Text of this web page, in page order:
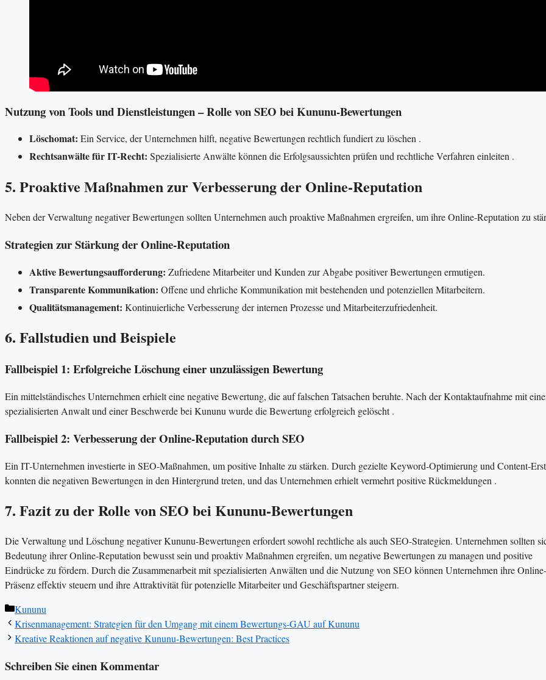
Nutzung von Tools und Dienstleistungen – Rolle von SEO bei Kununu-Bewertungen
Löschomat: Ein Service, der Unternehmen hilft, negative Bewertungen rechtlich fundiert zu löschen .
Rechtsanwälte für IT-Recht: Spezialisierte Anwälte können die Erfolgsaussichten prüfen und rechtliche Verfahren einleiten .
5. Proaktive Maßnahmen zur Verbesserung der Online-Reputation
Neben der Verwaltung negativer Bewertungen sollten Unternehmen auch proaktive Maßnahmen ergreifen, um ihre Online-Reputation zu
Strategien zur Stärkung der Online-Reputation
Aktive Bewertungsaufforderung: Zufriedene Mitarbeiter und Kunden zur Abgabe positiver Bewertungen ermutigen.
Transparente Kommunikation: Offene und ehrliche Kommunikation mit bestehenden und potenziellen Mitarbeitern.
Qualitätsmanagement: Kontinuierliche Verbesserung der internen Prozesse und Mitarbeiterzufriedenheit.
6. Fallstudien und Beispiele
Fallbeispiel 1: Erfolgreiche Löschung einer unzulässigen Bewertung
Ein mittelständisches Unternehmen erhielt eine negative Bewertung, die auf falschen Tatsachen beruhte. Nach der Kontaktaufnahme mit
spezialisierten Anwalt und einer Beschwerde bei Kununu wurde die Bewertung erfolgreich gelöscht .
Fallbeispiel 2: Verbesserung der Online-Reputation durch SEO
Ein IT-Unternehmen investierte in SEO-Maßnahmen, um positive Inhalte zu stärken. Durch gezielte Keyword-Optimierung und Content-
konnten die negativen Bewertungen in den Hintergrund treten, und das Unternehmen erhielt vermehrt positive Rückmeldungen .
7. Fazit zu der Rolle von SEO bei Kununu-Bewertungen
Die Verwaltung und Löschung negativer Kununu-Bewertungen erfordert sowohl rechtliche als auch SEO-Strategien. Unternehmen sollten
Bedeutung ihrer Online-Reputation bewusst sein und proaktiv Maßnahmen ergreifen, um negative Bewertungen zu managen und positive
Eindrücke zu fördern. Durch die Zusammenarbeit mit spezialisierten Anwälten und die Nutzung von SEO können Unternehmen ihre Online-
Präsenz effektiv steuern und ihre Attraktivität für potenzielle Mitarbeiter und Geschäftspartner steigern.
Kategorien
Kununu
Krisenmanagement: Strategien für den Umgang mit einem Bewertungs-GAU auf Kununu
Kreative Reaktionen auf negative Kununu-Bewertungen: Best Practices
Schreiben Sie einen Kommentar